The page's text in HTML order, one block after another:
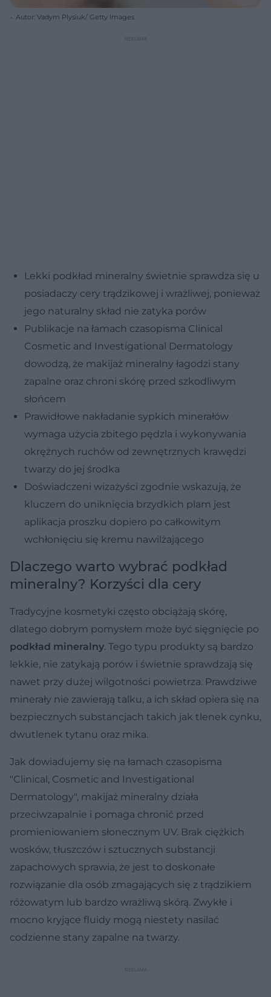
Autor: Vadym Plysiuk/ Getty Images
Lekki podkład mineralny świetnie sprawdza się u
posiadaczy cery trądzikowej i wrażliwej, ponieważ
jego naturalny skład nie zatyka porów
Publikacje na łamach czasopisma Clinical
Cosmetic and Investigational Dermatology
dowodzą, że makijaż mineralny łagodzi stany
zapalne oraz chroni skórę przed szkodliwym
słońcem
Prawidłowe nakładanie sypkich minerałów
wymaga użycia zbitego pędzla i wykonywania
okrężnych ruchów od zewnętrznych krawędzi
twarzy do jej środka
Doświadczeni wizażyści zgodnie wskazują, że
kluczem do uniknięcia brzydkich plam jest
aplikacja proszku dopiero po całkowitym
wchłonięciu się kremu nawilżającego
Dlaczego warto wybrać podkład
mineralny? Korzyści dla cery
Tradycyjne kosmetyki często obciążają skórę,
dlatego dobrym pomysłem może być sięgnięcie po
podkład mineralny. Tego typu produkty są bardzo
lekkie, nie zatykają porów i świetnie sprawdzają się
nawet przy dużej wilgotności powietrza. Prawdziwe
minerały nie zawierają talku, a ich skład opiera się na
bezpiecznych substancjach takich jak tlenek cynku,
dwutlenek tytanu oraz mika.
Jak dowiadujemy się na łamach czasopisma
"Clinical, Cosmetic and Investigational
Dermatology", makijaż mineralny działa
przeciwzapalnie i pomaga chronić przed
promieniowaniem słonecznym UV. Brak ciężkich
wosków, tłuszczów i sztucznych substancji
zapachowych sprawia, że jest to doskonałe
rozwiązanie dla osób zmagających się z trądzikiem
różowatym lub bardzo wrażliwą skórą. Zwykłe i
mocno kryjące fluidy mogą niestety nasilać
codzienne stany zapalne na twarzy.